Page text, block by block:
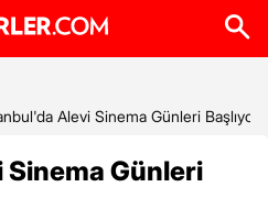
Alevi Sinema Günleri Başlıyor
Günleri